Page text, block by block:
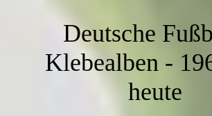
Deutsche
Klebealben -
heute